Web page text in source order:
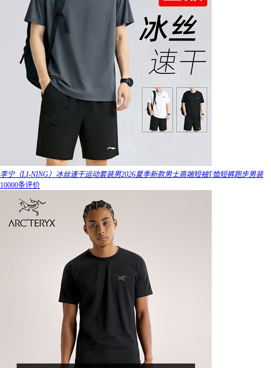
李宁（LI-NING）冰丝速干运动套装男2026夏季新款男士高端短袖T恤短裤跑步男装
10000条评价